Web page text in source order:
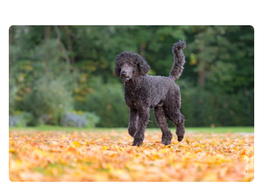
Снимка: iStock